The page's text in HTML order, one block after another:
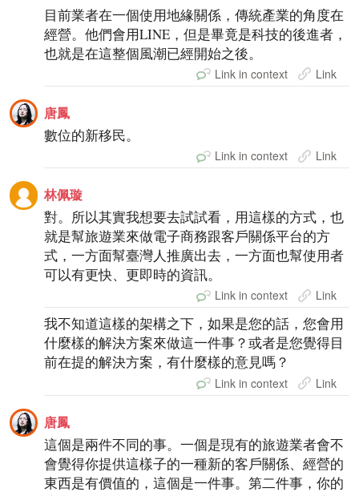
目前業者在一個使用地緣關係，傳統產業的角度在
經營。他們會用LINE，但是畢竟是科技的後進者，
也就是在這整個風潮已經開始之後。
Link in context Link
唐鳳
數位的新移民。
Link in context Link
林佩璇
對。所以其實我想要去試試看，用這樣的方式，也
就是幫旅遊業來做電子商務跟客戶關係平台的方
式，一方面幫臺灣人推廣出去，一方面也幫使用者
可以有更快、更即時的資訊。
Link in context Link
我不知道這樣的架構之下，如果是您的話，您會用
什麼樣的解決方案來做這一件事？或者是您覺得目
前在提的解決方案，有什麼樣的意見嗎？
Link in context Link
唐鳳
這個是兩件不同的事。一個是現有的旅遊業者會不
會覺得你提供這樣子的一種新的客戶關係、經營的
東西是有價值的，這個是一件事。第二件事，你的